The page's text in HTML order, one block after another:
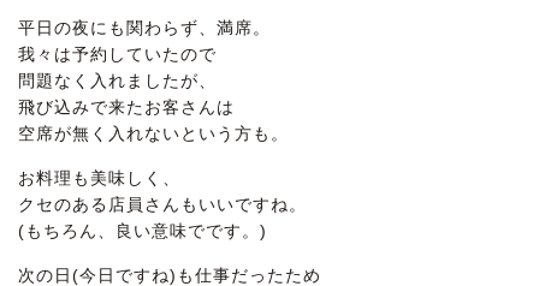
平日の夜にも関わらず、満席。
我々は予約していたので
問題なく入れましたが、
飛び込みで来たお客さんは
空席が無く入れないという方も。
お料理も美味しく、
クセのある店員さんもいいですね。
(もちろん、良い意味でです。)
次の日(今日ですね)も仕事だったため